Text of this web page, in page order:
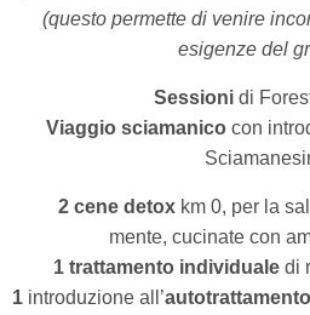
(questo permette di venire
esigenze del
Sessionidi
Viaggio sciamanico con
2 cene detox km 0, per la
mente, cucinate con
1 trattamento individuale di
1 introduzione all’